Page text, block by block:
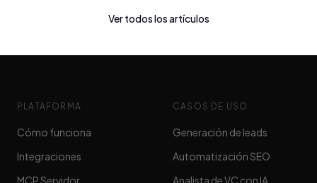
Ver todos los artículos
PLATAFORMA
Cómo funciona
Integraciones
MCP Servidor
CASOS DE USO
Generación de leads
Automatización SEO
Analista de VC con IA